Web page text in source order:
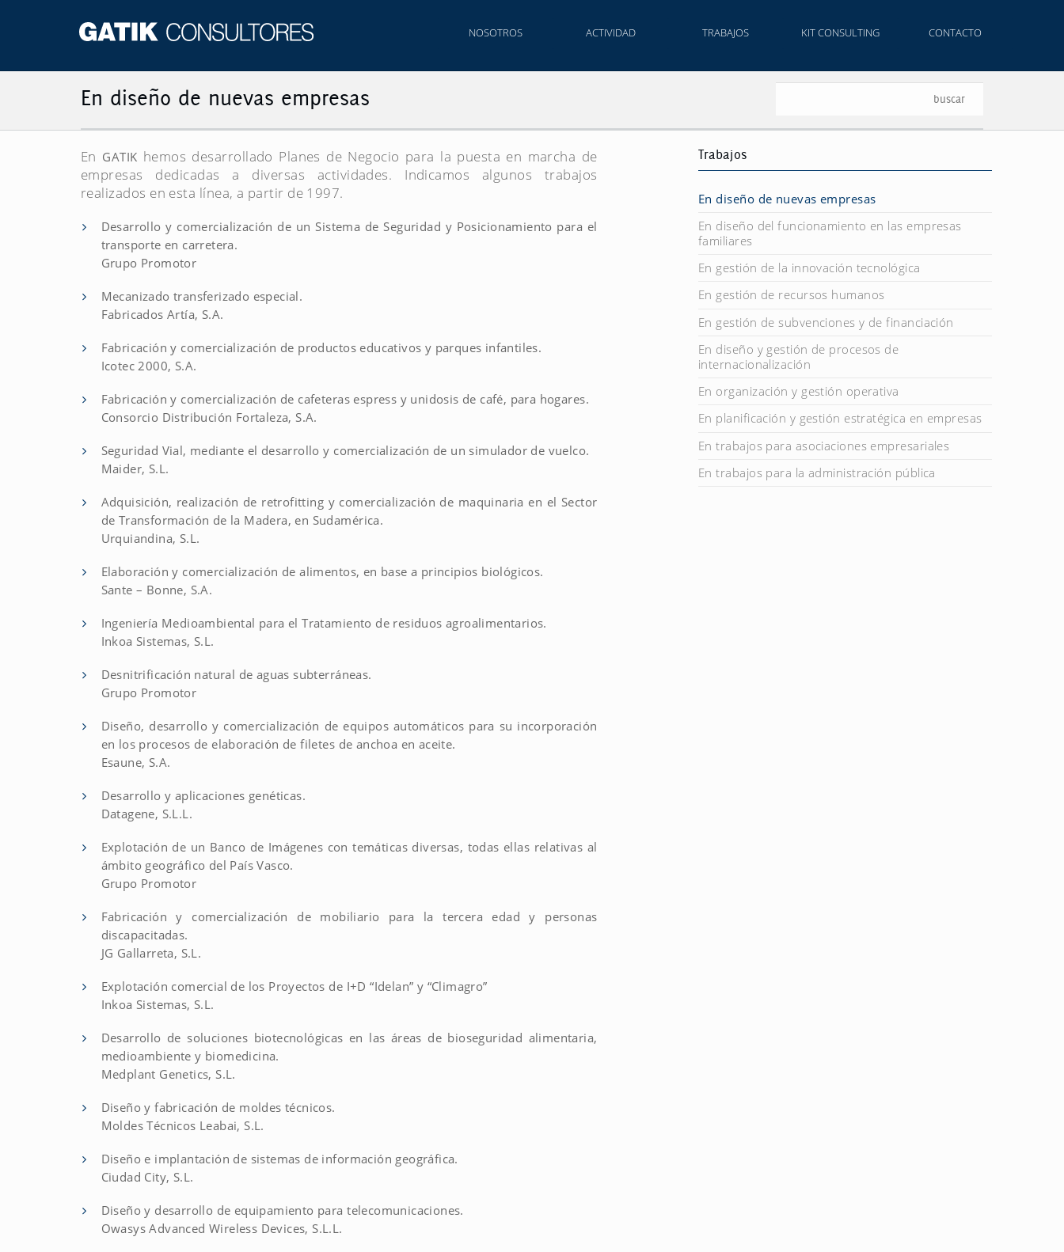
NOSOTROS ACTIVIDAD TRABAJOS KIT CONSULTING CONTACTO
En diseño de nuevas empresas
En GATIK hemos desarrollado Planes de Negocio para la puesta en marcha de
empresas dedicadas a diversas actividades. Indicamos algunos trabajos
realizados en esta línea, a partir de 1997.
Desarrollo y comercialización de un Sistema de Seguridad y Posicionamiento para el
transporte en carretera.
Grupo Promotor
Mecanizado transferizado especial.
Fabricados Artía, S.A.
Fabricación y comercialización de productos educativos y parques infantiles.
Icotec 2000, S.A.
Fabricación y comercialización de cafeteras espress y unidosis de café, para hogares.
Consorcio Distribución Fortaleza, S.A.
Seguridad Vial, mediante el desarrollo y comercialización de un simulador de vuelco.
Maider, S.L.
Adquisición, realización de retrofitting y comercialización de maquinaria en el Sector
de Transformación de la Madera, en Sudamérica.
Urquiandina, S.L.
Elaboración y comercialización de alimentos, en base a principios biológicos.
Sante – Bonne, S.A.
Ingeniería Medioambiental para el Tratamiento de residuos agroalimentarios.
Inkoa Sistemas, S.L.
Desnitrificación natural de aguas subterráneas.
Grupo Promotor
Diseño, desarrollo y comercialización de equipos automáticos para su incorporación
en los procesos de elaboración de filetes de anchoa en aceite.
Esaune, S.A.
Desarrollo y aplicaciones genéticas.
Datagene, S.L.L.
Explotación de un Banco de Imágenes con temáticas diversas, todas ellas relativas al
ámbito geográfico del País Vasco.
Grupo Promotor
Fabricación y comercialización de mobiliario para la tercera edad y personas
discapacitadas.
JG Gallarreta, S.L.
Explotación comercial de los Proyectos de I+D “Idelan” y “Climagro”
Inkoa Sistemas, S.L.
Desarrollo de soluciones biotecnológicas en las áreas de bioseguridad alimentaria,
medioambiente y biomedicina.
Medplant Genetics, S.L.
Diseño y fabricación de moldes técnicos.
Moldes Técnicos Leabai, S.L.
Diseño e implantación de sistemas de información geográfica.
Ciudad City, S.L.
Diseño y desarrollo de equipamiento para telecomunicaciones.
Owasys Advanced Wireless Devices, S.L.L.
Trabajos
En diseño de nuevas empresas
En diseño del funcionamiento en las empresas
familiares
En gestión de la innovación tecnológica
En gestión de recursos humanos
En gestión de subvenciones y de financiación
En diseño y gestión de procesos de
internacionalización
En organización y gestión operativa
En planificación y gestión estratégica en empresas
En trabajos para asociaciones empresariales
En trabajos para la administración pública